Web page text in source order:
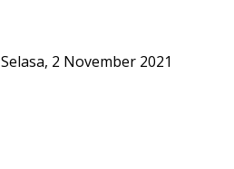
Selasa, 2 November 2021